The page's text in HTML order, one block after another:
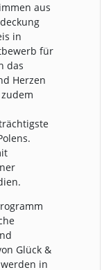
aus
in
für
das
Herzen
Glück &
in